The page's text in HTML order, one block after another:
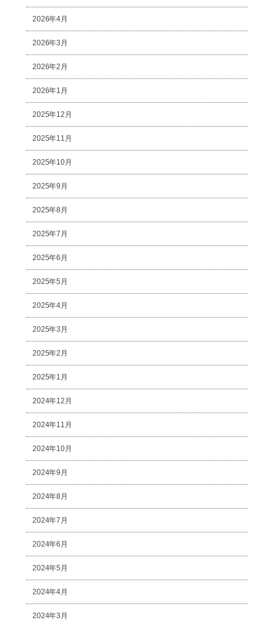
2026年4月
2026年3月
2026年2月
2026年1月
2025年12月
2025年11月
2025年10月
2025年9月
2025年8月
2025年7月
2025年6月
2025年5月
2025年4月
2025年3月
2025年2月
2025年1月
2024年12月
2024年11月
2024年10月
2024年9月
2024年8月
2024年7月
2024年6月
2024年5月
2024年4月
2024年3月